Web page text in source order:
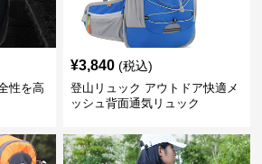
性を高
¥3,840 (税込)
登山リュック アウトドア快適メ
ッシュ背面通気リュック